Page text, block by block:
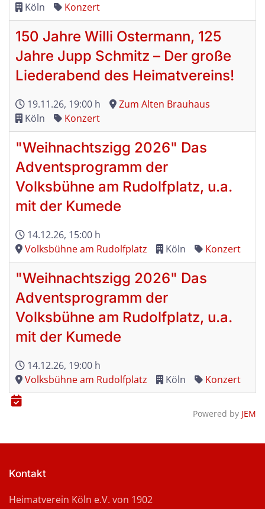
Köln
Konzert
150 Jahre Willi Ostermann, 125
Jahre Jupp Schmitz – Der große
Liederabend des Heimatvereins!
19.11.26, 19:00 h
Zum Alten Brauhaus
Köln
Konzert
"Weihnachtszigg 2026" Das
Adventsprogramm der
Volksbühne am Rudolfplatz, u.a.
mit der Kumede
14.12.26, 15:00 h
Volksbühne am Rudolfplatz
Köln Konzert
"Weihnachtszigg 2026" Das
Adventsprogramm der
Volksbühne am Rudolfplatz, u.a.
mit der Kumede
14.12.26, 19:00 h
Volksbühne am Rudolfplatz
Köln Konzert
Powered by JEM
Kontakt
Heimatverein Köln e.V. von 1902